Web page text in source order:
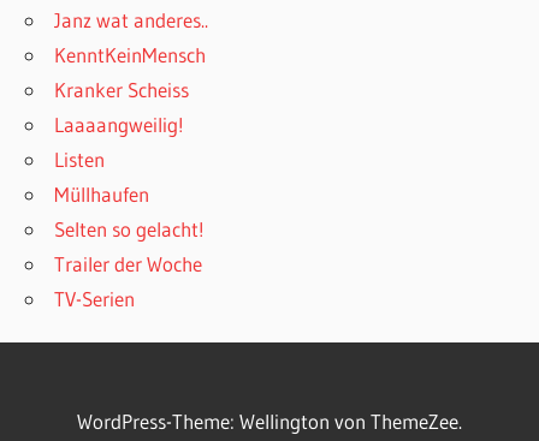
Janz wat anderes..
KenntKeinMensch
Kranker Scheiss
Laaaangweilig!
Listen
Müllhaufen
Selten so gelacht!
Trailer der Woche
TV-Serien
WordPress-Theme: Wellington von ThemeZee.